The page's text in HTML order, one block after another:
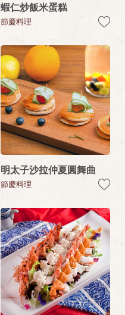
蝦仁炒飯米蛋糕
節慶料理
明太子沙拉仲夏圓舞曲
節慶料理